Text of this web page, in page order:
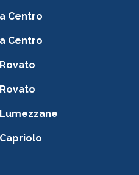
Centro
Centro